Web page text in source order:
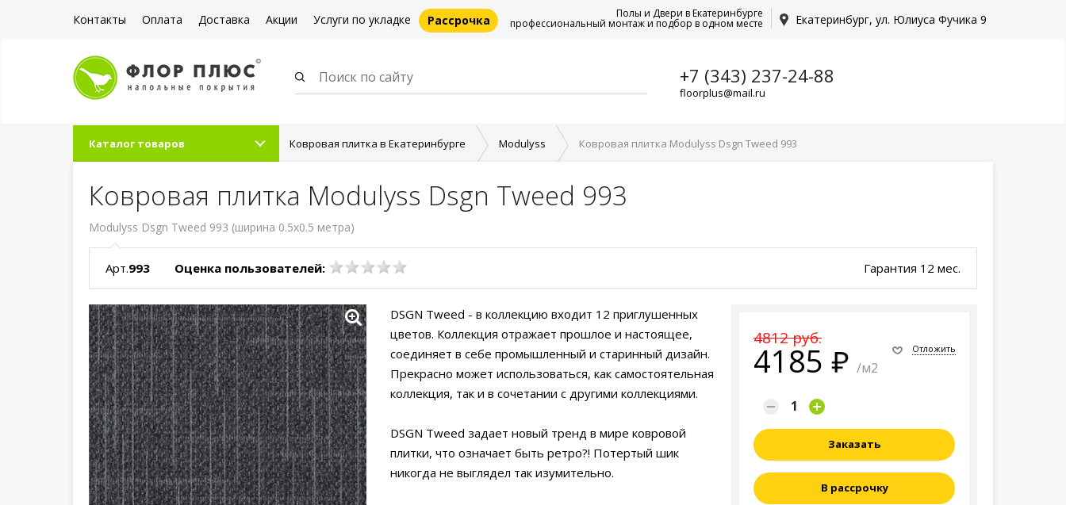
Контакты Оплата Доставка Акции Услуги по укладке Рассрочка Екатеринбург, ул. Юлиуса Фучика 9
Полы и Двери в Екатеринбурге
профессиональный монтаж и подбор в одном месте
+7 (343) 237-24-88
floorplus@mail.ru
Каталог товаров Ковровая плитка в Екатеринбурге Modulyss Ковровая плитка Modulyss Dsgn Tweed 993
Ковровая плитка Modulyss Dsgn Tweed 993
Modulyss Dsgn Tweed 993 (ширина 0.5x0.5 метра)
Арт.993 Оценка пользователей: Гарантия 12 мес.
4812 руб.
4185 /м2
Отложить
Заказать
В рассрочку
DSGN Tweed - в коллекцию входит 12 приглушенных
цветов. Коллекция отражает прошлое и настоящее,
соединяет в себе промышленный и старинный дизайн.
Прекрасно может использоваться, как самостоятельная
коллекция, так и в сочетании с другими коллекциями.
DSGN Tweed задает новый тренд в мире ковровой
плитки, что означает быть ретро?! Потертый шик
никогда не выглядел так изумительно.